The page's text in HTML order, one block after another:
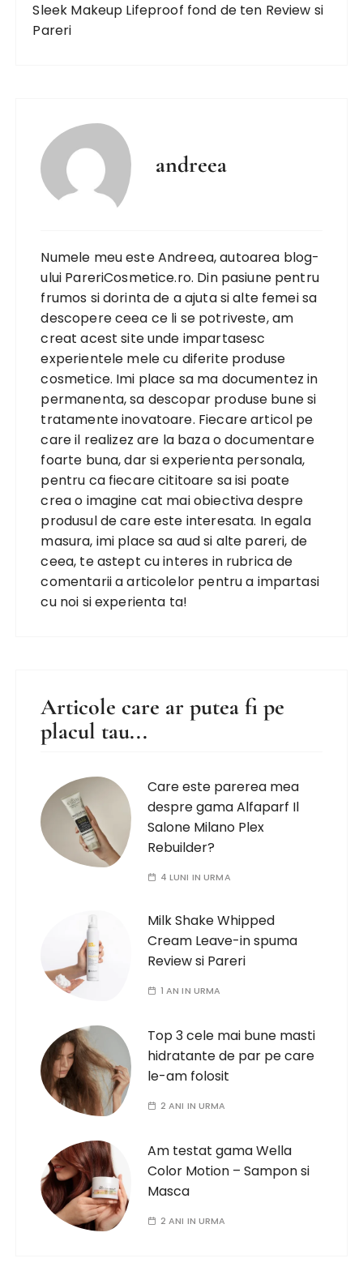
Sleek Makeup Lifeproof fond de ten Review si
Pareri
andreea
Numele meu este Andreea, autoarea blog-
ului PareriCosmetice.ro. Din pasiune pentru
frumos si dorinta de a ajuta si alte femei sa
descopere ceea ce li se potriveste, am
creat acest site unde impartasesc
experientele mele cu diferite produse
cosmetice. Imi place sa ma documentez in
permanenta, sa descopar produse bune si
tratamente inovatoare. Fiecare articol pe
care il realizez are la baza o documentare
foarte buna, dar si experienta personala,
pentru ca fiecare cititoare sa isi poate
crea o imagine cat mai obiectiva despre
produsul de care este interesata. In egala
masura, imi place sa aud si alte pareri, de
ceea, te astept cu interes in rubrica de
comentarii a articolelor pentru a impartasi
cu noi si experienta ta!
Articole care ar putea fi pe
placul tau...
Care este parerea mea
despre gama Alfaparf Il
Salone Milano Plex
Rebuilder?
4 LUNI IN URMA
Milk Shake Whipped
Cream Leave-in spuma
Review si Pareri
1 AN IN URMA
Top 3 cele mai bune masti
hidratante de par pe care
le-am folosit
2 ANI IN URMA
Am testat gama Wella
Color Motion – Sampon si
Masca
2 ANI IN URMA